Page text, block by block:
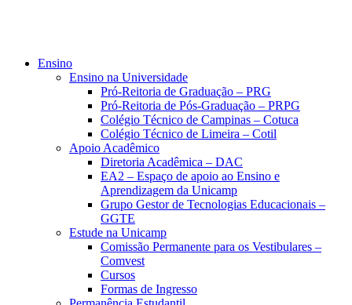
Ensino
Ensino na Universidade
Pró-Reitoria de Graduação – PRG
Pró-Reitoria de Pós-Graduação – PRPG
Colégio Técnico de Campinas – Cotuca
Colégio Técnico de Limeira – Cotil
Apoio Acadêmico
Diretoria Acadêmica – DAC
EA2 – Espaço de apoio ao Ensino e
Aprendizagem da Unicamp
Grupo Gestor de Tecnologias Educacionais –
GGTE
Estude na Unicamp
Comissão Permanente para os Vestibulares –
Comvest
Cursos
Formas de Ingresso